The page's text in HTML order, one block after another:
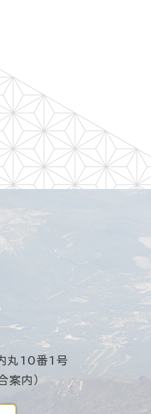
10番1号
内）